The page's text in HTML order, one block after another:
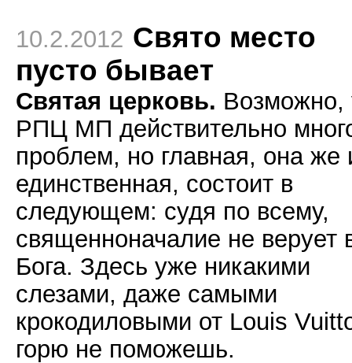
10.2.2012 Свято место
пусто бывает
Святая церковь. Возможно,
РПЦ МП действительно
проблем, но главная, она же
единственная, состоит в
следующем: судя по всему,
священноначалие не верует
Бога. Здесь уже никакими
слезами, даже самыми
крокодиловыми от Louis
горю не поможешь.